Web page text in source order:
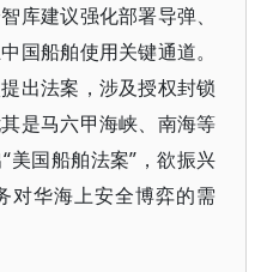
库建议强化部署导弹、
国船舶使用关键通道。
出法案，涉及授权封锁
是马六甲海峡、南海等
美国船舶法案”，欲振兴
对华海上安全博弈的需